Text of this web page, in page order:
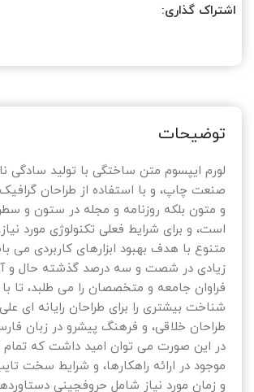
اشتراک گذاری:
توضیحات
لورم ایپسوم متن ساختگی با تولید سادگی
صنعت چاپ، و با استفاده از طراحان
و متون بلکه روزنامه و مجله در ستون و
است، و برای شرایط فعلی تکنولوژی مورد
متنوع با هدف بهبود ابزارهای کاربردی می
زیادی در شصت و سه درصد گذشته حال و
فراوان جامعه و متخصصان را می طلبد، تا با
شناخت بیشتری را برای طراحان رایانه ای
طراحان خلاقی، و فرهنگ پیشرو در زبان
در این صورت می توان امید داشت که تمام
موجود در ارائه راهکارها، و شرایط سخت
و زمان مورد نیاز شامل حروفچینی